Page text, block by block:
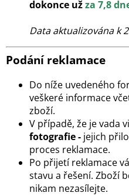
dokonce užza 7,8
Data aktualizována k
Podání reklamace
Do níže uvedeného
veškeré informace
zboží.
V případě, že je vada
fotografie - jejich
proces reklamace.
Po přijetí reklamace
stavu a řešení. Zboží
nikam nezasílejte.